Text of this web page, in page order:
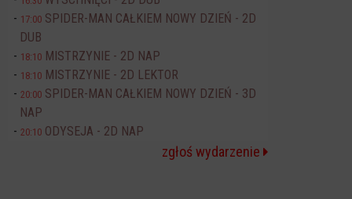
17:00 SPIDER-MAN CAŁKIEM NOWY DZIEŃ - 2D
DUB
18:10 MISTRZYNIE - 2D NAP
18:10 MISTRZYNIE - 2D LEKTOR
20:00 SPIDER-MAN CAŁKIEM NOWY DZIEŃ - 3D
NAP
20:10 ODYSEJA - 2D NAP
zgłoś wydarzenie